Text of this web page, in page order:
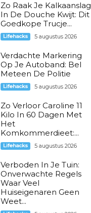
Zo Raak Je Kalkaanslag
In De Douche Kwijt: Dit
Goedkope Trucje...
Lifehacks 5 augustus 2026
Verdachte Markering
Op Je Autoband: Bel
Meteen De Politie
Lifehacks 5 augustus 2026
Zo Verloor Caroline 11
Kilo In 60 Dagen Met
Het
Komkommerdieet:...
Lifehacks 5 augustus 2026
Verboden In Je Tuin:
Onverwachte Regels
Waar Veel
Huiseigenaren Geen
Weet...